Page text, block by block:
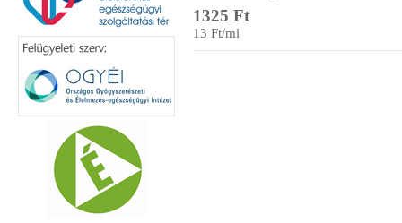
1325 Ft
13 Ft/ml